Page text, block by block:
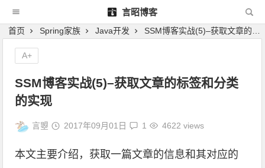
言昭博客
首页 Spring家族 Java开发 SSM博客实战(5)–获取文章的标签和分类的实现
SSM博客实战(5)–获取文章的标签和分类
的实现
言曌 2017年09月01日 1 4622 views
本文主要介绍，获取一篇文章的信息和其对应的
A+